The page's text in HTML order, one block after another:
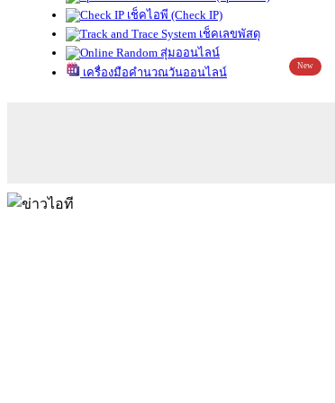
เช็คไอพี (Check IP)
เช็คเลขพัสดุ
สุ่มออนไลน์
เครื่องมือคำนวณวันออนไลน์
New